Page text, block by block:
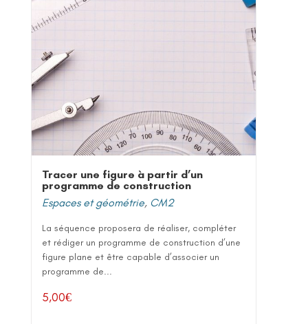
Tracer une figure à partir d’un
programme de construction
Espaces et géométrie, CM2
La séquence proposera de réaliser, compléter
et rédiger un programme de construction d’une
figure plane et être capable d’associer un
programme de...
5,00€